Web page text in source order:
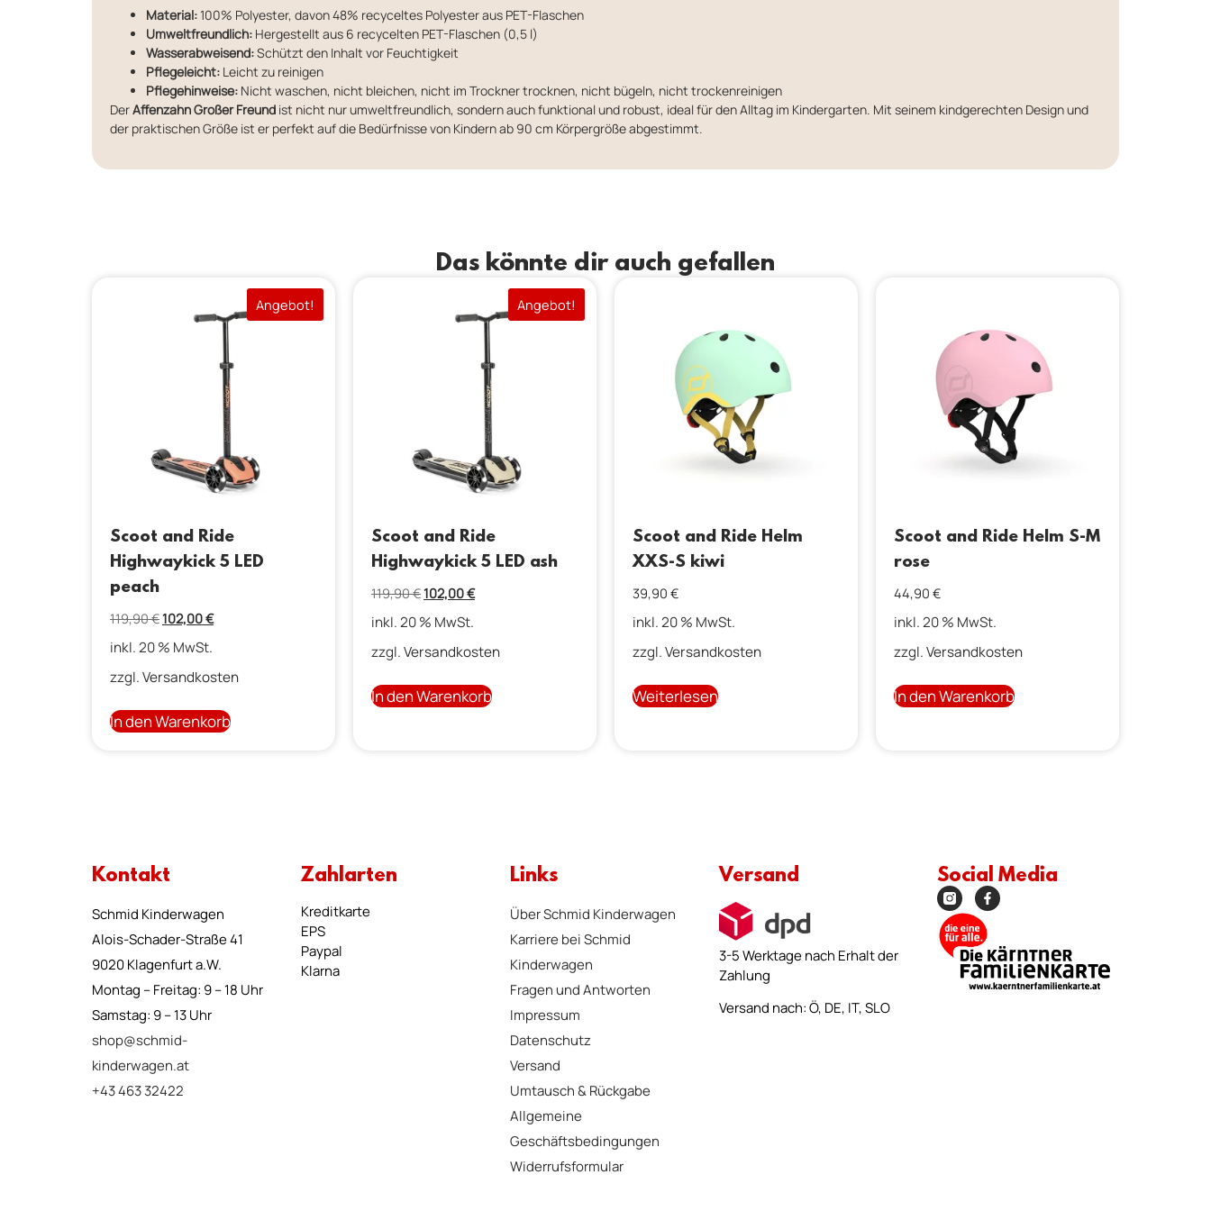
Material:100% Polyester, davon 48% recyceltes Polyester aus PET-Flaschen
Umweltfreundlich: Hergestellt aus 6 recycelten PET-Flaschen (0,5 l)
Wasserabweisend:Schützt den Inhalt vor Feuchtigkeit
Pflegeleicht: Leicht zu reinigen
Pflegehinweise: Nicht waschen, nicht bleichen, nicht im Trockner trocknen, nicht bügeln, nicht trockenreinigen
DerAffenzahn Großer Freund ist nicht nur umweltfreundlich, sondern auch funktional und robust, ideal für den Alltag im Kindergarten. Mit seinem kindgerechten Design und
der praktischen Größe ist er perfekt auf die Bedürfnisse von Kindern ab 90 cm Körpergröße abgestimmt.
Das könnte dir auch gefallen
Angebot!
Scoot and Ride
Highwaykick 5 LED
peach
119,90€102,00€
inkl. 20 % MwSt.
zzgl.Versandkosten
In den Warenkorb
Angebot!
Scoot and Ride
Highwaykick 5 LED ash
119,90€102,00€
inkl. 20 % MwSt.
zzgl.Versandkosten
In den Warenkorb
Scoot and Ride Helm
XXS-S kiwi
39,90 €
inkl. 20 % MwSt.
zzgl.Versandkosten
Weiterlesen
Scoot and Ride Helm S-M
rose
44,90 €
inkl. 20 % MwSt.
zzgl.Versandkosten
In den Warenkorb
Kontakt
Schmid Kinderwagen
Alois-Schader-Straße 41
9020 Klagenfurt a.W.
Montag – Freitag: 9 – 18 Uhr
Samstag: 9 – 13 Uhr
shop@schmid-
kinderwagen.at
+43 463 32422
Zahlarten
Kreditkarte
EPS
Paypal
Klarna
Links
Über Schmid Kinderwagen
Karriere bei Schmid
Kinderwagen
Fragen und Antworten
Impressum
Datenschutz
Versand
Umtausch & Rückgabe
Allgemeine
Geschäftsbedingungen
Widerrufsformular
Versand
3-5 Werktage nach Erhalt der
Zahlung
Versand nach: Ö, DE, IT, SLO
Social Media